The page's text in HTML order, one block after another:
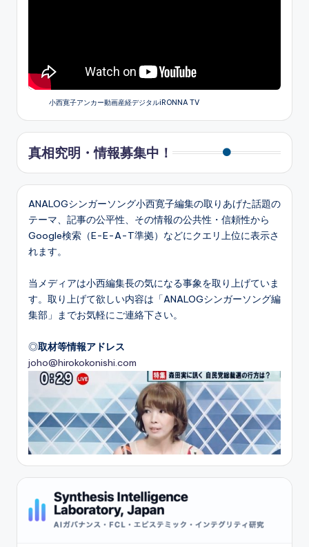
小西寛子アンカー動画産経デジタルiRONNA TV
真相究明・情報募集中！
ANALOGシンガーソング小西寛子編集の取りあげた話題の
テーマ、記事の公平性、その情報の公共性・信頼性から
Google検索（E-E-A-T準拠）などにクエリ上位に表示さ
れます。
当メディアは小西編集長の気になる事象を取り上げていま
す。取り上げて欲しい内容は「ANALOGシンガーソング編
集部」までお気軽にご連絡下さい。
◎取材等情報アドレス
joho@hirokokonishi.com